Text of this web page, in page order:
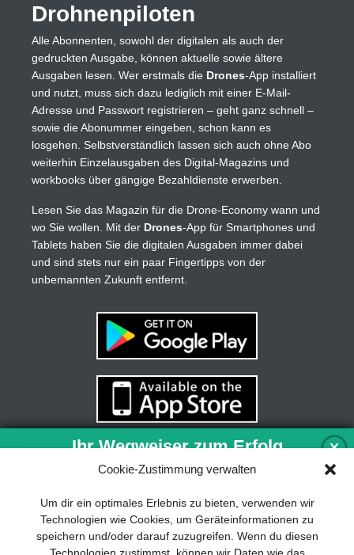
Cookie-Zustimmung verwalten
Um dir ein optimales Erlebnis zu bieten, verwenden wir
Technologien wie Cookies, um Geräteinformationen zu
speichern und/oder darauf zuzugreifen. Wenn du diesen
Drohnenpiloten
Alle Abonnenten, sowohl der digitalen als auch der
gedruckten Ausgabe, können aktuelle sowie ältere
Ausgaben lesen. Wer erstmals die Drones-App installiert
und nutzt, muss sich dazu lediglich mit einer E-Mail-
Adresse und Passwort registrieren – geht ganz schnell –
sowie die Abonummer eingeben, schon kann es
losgehen. Selbstverständlich lassen sich auch ohne Abo
weiterhin Einzelausgaben des Digital-Magazins und
workbooks über gängige Bezahldienste erwerben.
Lesen Sie das Magazin für die Drone-Economy wann und
wo Sie wollen. Mit der Drones-App für Smartphones und
Tablets haben Sie die digitalen Ausgaben immer dabei
und sind stets nur ein paar Fingertipps von der
unbemannten Zukunft entfernt.
X
Ihr Wegweiser zum Erfolg
nachhaltigen Geschäftsmodells sind für
jedes Unternehmen unverzichtbar. Das
Business Model Canvas hilft, sich dabei